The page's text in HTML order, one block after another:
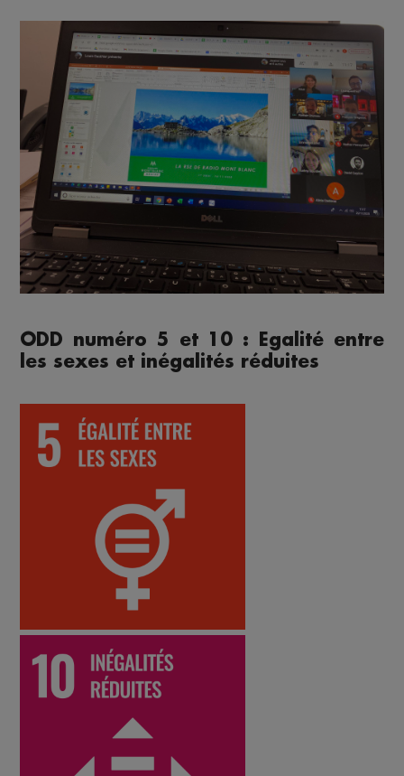
ODD numéro 5 et 10 : Egalité entre
les sexes et inégalités réduites